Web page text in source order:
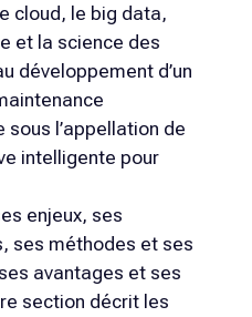
cloud, le big data,
et la science des
développement d’un
l’appellation de
intelligente pour
enjeux, ses
ses méthodes et ses
avantages et ses
section décrit les